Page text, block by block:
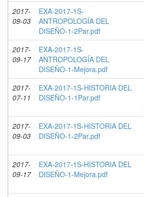
2017-
09-03
EXA-2017-1S-
ANTROPOLOGÍA DEL
DISEÑO-1-2Par.pdf
2017-
09-17
EXA-2017-1S-
ANTROPOLOGÍA DEL
DISEÑO-1-Mejora.pdf
2017-
07-11
EXA-2017-1S-HISTORIA DEL
DISEÑO-1-1Par.pdf
2017-
09-03
EXA-2017-1S-HISTORIA DEL
DISEÑO-1-2Par.pdf
2017-
09-17
EXA-2017-1S-HISTORIA DEL
DISEÑO-1-Mejora.pdf